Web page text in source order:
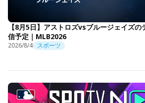
【8月5日】アストロズvsブルージェイズ
信予定｜MLB2026
2026/8/4 スポーツ